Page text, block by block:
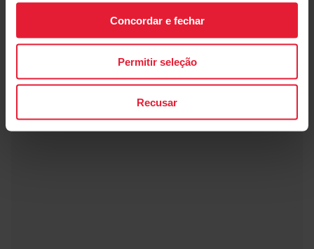
Concordar e fechar
Permitir seleção
Recusar